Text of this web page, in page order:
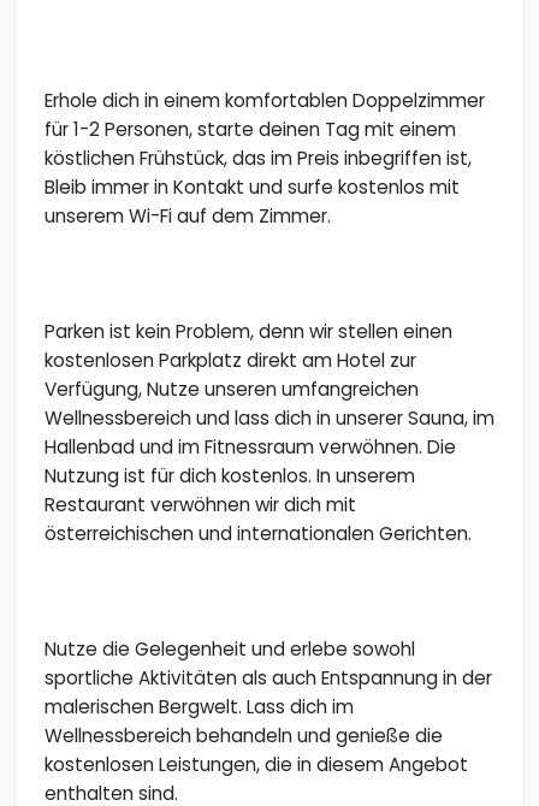
Erhole dich in einem komfortablen Doppelzimmer
für 1-2 Personen, starte deinen Tag mit einem
köstlichen Frühstück, das im Preis inbegriffen ist,
Bleib immer in Kontakt und surfe kostenlos mit
unserem Wi-Fi auf dem Zimmer.
Parken ist kein Problem, denn wir stellen einen
kostenlosen Parkplatz direkt am Hotel zur
Verfügung, Nutze unseren umfangreichen
Wellnessbereich und lass dich in unserer Sauna, im
Hallenbad und im Fitnessraum verwöhnen. Die
Nutzung ist für dich kostenlos. In unserem
Restaurant verwöhnen wir dich mit
österreichischen und internationalen Gerichten.
Nutze die Gelegenheit und erlebe sowohl
sportliche Aktivitäten als auch Entspannung in der
malerischen Bergwelt. Lass dich im
Wellnessbereich behandeln und genieße die
kostenlosen Leistungen, die in diesem Angebot
enthalten sind.